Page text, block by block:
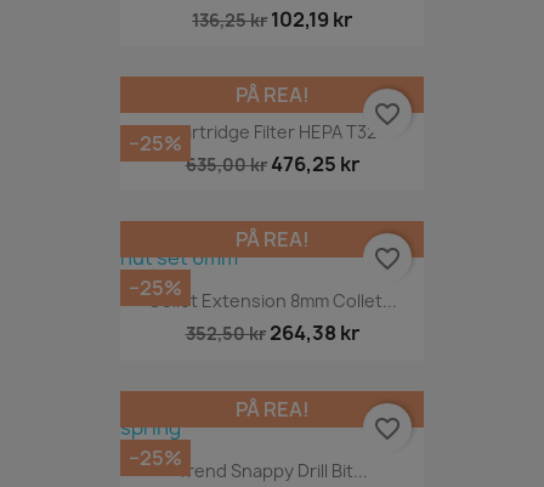
136,25 kr 102,19 kr
Cartridge Filter HEPA T32
635,00 kr 476,25 kr
PÅ REA!
−25%
favorite_border
Collet Extension 8mm Collet...
352,50 kr 264,38 kr
PÅ REA!
−25%
favorite_border
Trend Snappy Drill Bit...
PÅ REA!
−25%
favorite_border